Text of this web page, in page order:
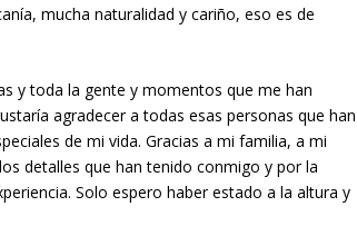
mucha naturalidad y cariño, eso es de
y toda la gente y momentos que me han
agradecer a todas esas personas que han
de mi vida. Gracias a mi familia, a mi
detalles que han tenido conmigo y por la
Solo espero haber estado a la altura y